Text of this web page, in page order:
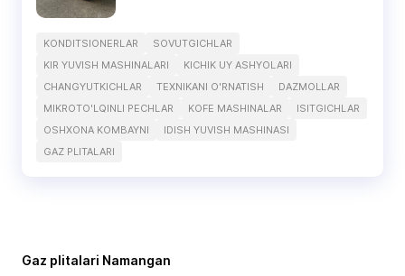
KONDITSIONERLAR
SOVUTGICHLAR
KIR YUVISH MASHINALARI
KICHIK UY ASHYOLARI
CHANGYUTKICHLAR
TEXNIKANI O'RNATISH
DAZMOLLAR
MIKROTO'LQINLI PECHLAR
KOFE MASHINALAR
ISITGICHLAR
OSHXONA KOMBAYNI
IDISH YUVISH MASHINASI
GAZ PLITALARI
Gaz plitalari Namangan